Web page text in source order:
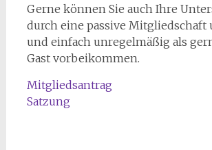
Gerne können Sie auch Ihre
durch eine passive
und einfach unregelmäßig als
Gast vorbeikommen.
Mitgliedsantrag
Satzung